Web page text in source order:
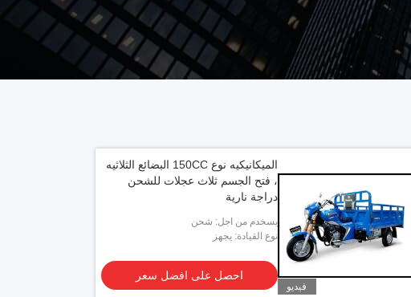
فيديو
الميكانيكيه نوع 150CC البضائع الثلاثيه
، فتح الجسم ثلاث عجلات للشحن
دراجة نارية
يسخدم من اجل: شحن
نوع القيادة: يجهز
احصل على افضل سعر